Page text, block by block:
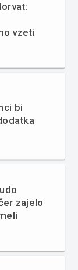
vzeti
bi
zajelo